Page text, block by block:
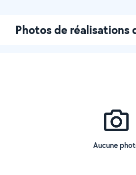
Photos de réalisations
Aucune